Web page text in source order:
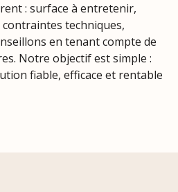
: surface à entretenir,
techniques,
en tenant compte de
Notre objectif est simple :
fiable, efficace et rentable